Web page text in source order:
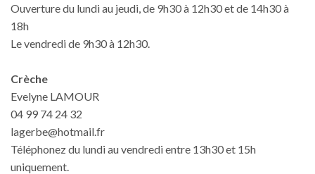
Ouverture du lundi au jeudi, de 9h30 à 12h30 et de 14h30 à
18h
Le vendredi de 9h30 à 12h30.
Crèche
Evelyne LAMOUR
04 99 74 24 32
lagerbe@hotmail.fr
Téléphonez du lundi au vendredi entre 13h30 et 15h
uniquement.